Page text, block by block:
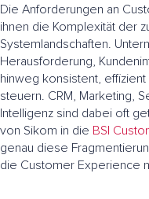
Die Anforderungen an
ihnen die Komplexität der
Systemlandschaften.
Herausforderung,
hinweg konsistent,
steuern. CRM, Marketing,
Intelligenz sind dabei oft
von Sikom in die BSI
genau diese
die Customer Experience